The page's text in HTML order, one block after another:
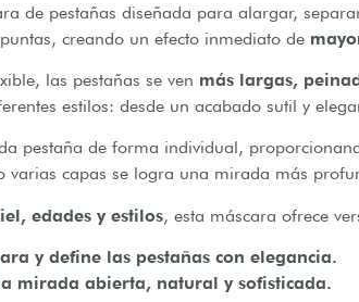
de pestañas diseñada para alargar,
creando un efecto inmediato de
las pestañas se ven más largas,
estilos: desde un acabado sutil y
pestaña de forma individual,
varias capas se logra una mirada más
edades y estilos, esta máscara ofrece
y define las pestañas con elegancia.
mirada abierta, natural y sofisticada.